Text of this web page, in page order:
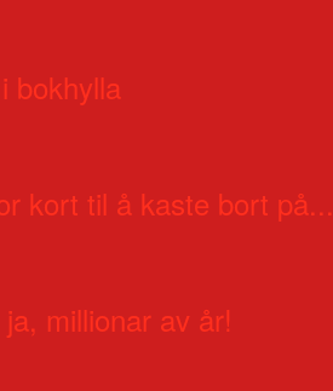
bokhylla
kort til å kaste bort på...
millionar av år!